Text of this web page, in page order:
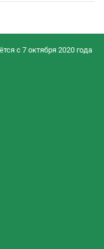
с 7 октября 2020 года